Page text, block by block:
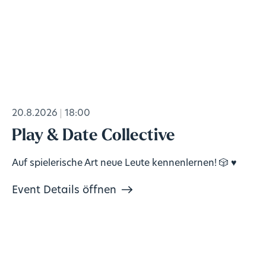
20.8.2026 18:00
Play & Date Collective
Auf spielerische Art neue Leute kennenlernen! 🎲 ♥️
Event Details öffnen